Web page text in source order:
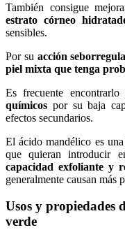
También consigue
estrato córneo
sensibles.
Por su acción
piel mixta que tenga
Es frecuente encontrarlo
químicos por su baja
efectos secundarios.
El ácido mandélico es
que quieran introducir
capacidad exfoliante y
generalmente causan más
Usos y propiedades
verde